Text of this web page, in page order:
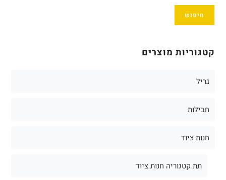
חיפוש
קטגוריות מוצרים
גריל
חבילות
חנות ציוד
תת קטגוריה חנות ציוד